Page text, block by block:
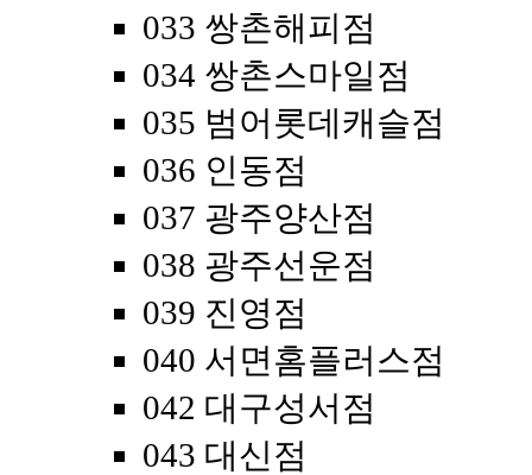
033 쌍촌해피점
034 쌍촌스마일점
035 범어롯데캐슬점
036 인동점
037 광주양산점
038 광주선운점
039 진영점
040 서면홈플러스점
042 대구성서점
043 대신점